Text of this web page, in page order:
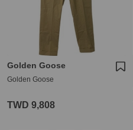
Golden Goose
Golden Goose
TWD 9,808